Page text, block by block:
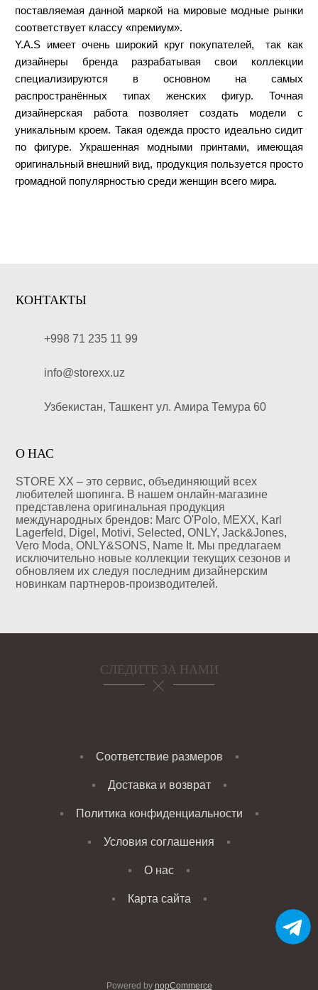
поставляемая данной маркой на мировые модные рынки
соответствует классу «премиум».
Y.A.S имеет очень широкий круг покупателей, так как
дизайнеры бренда разрабатывая свои коллекции
специализируются в основном на самых
распространённых типах женских фигур. Точная
дизайнерская работа позволяет создать модели с
уникальным кроем. Такая одежда просто идеально сидит
по фигуре. Украшенная модными принтами, имеющая
оригинальный внешний вид, продукция пользуется просто
громадной популярностью среди женщин всего мира.
КОНТАКТЫ
+998 71 235 11 99
info@storexx.uz
Узбекистан, Ташкент ул. Амира Темура 60
О НАС
STORE XX – это сервис, объединяющий всех
любителей шопинга. В нашем онлайн-магазине
представлена оригинальная продукция
международных брендов: Marc O'Polo, MEXX, Karl
Lagerfeld, Digel, Motivi, Selected, ONLY, Jack&Jones,
Vero Moda, ONLY&SONS, Name It. Мы предлагаем
исключительно новые коллекции текущих сезонов и
обновляем их следуя последним дизайнерским
новинкам партнеров-производителей.
СЛЕДИТЕ ЗА НАМИ
Соответствие размеров
Доставка и возврат
Политика конфиденциальности
Условия соглашения
О нас
Карта сайта
Powered by nopCommerce